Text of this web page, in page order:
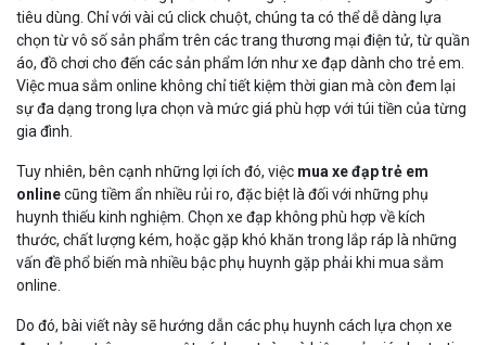
tiêu dùng. Chỉ với vài cú click chuột, chúng ta có thể dễ dàng lựa
chọn từ vô số sản phẩm trên các trang thương mại điện tử, từ quần
áo, đồ chơi cho đến các sản phẩm lớn như xe đạp dành cho trẻ em.
Việc mua sắm online không chỉ tiết kiệm thời gian mà còn đem lại
sự đa dạng trong lựa chọn và mức giá phù hợp với túi tiền của từng
gia đình.
Tuy nhiên, bên cạnh những lợi ích đó, việc mua xe đạp trẻ em
onlinecũng tiềm ẩn nhiều rủi ro, đặc biệt là đối với những phụ
huynh thiếu kinh nghiệm. Chọn xe đạp không phù hợp về kích
thước, chất lượng kém, hoặc gặp khó khăn trong lắp ráp là những
vấn đề phổ biến mà nhiều bậc phụ huynh gặp phải khi mua sắm
online.
Do đó, bài viết này sẽ hướng dẫn các phụ huynh cách lựa chọn xe